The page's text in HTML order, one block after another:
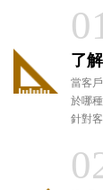
了
當客
於哪
針對